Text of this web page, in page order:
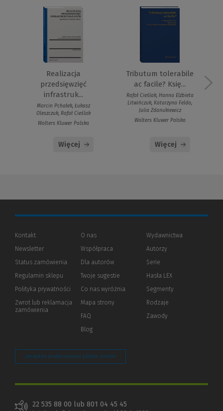
Realizacja
przedsięwzięć
infrastruk...
Marcin Pchałek, Łukasz
Oleszczuk, Rafał Cieślak
Wolters Kluwer Polska
Więcej
Tributum tolerabile
ac facile? Księ...
Rafał Cieślak, Hanna Elżbieta
Litwińczuk, Katarzyna Feldo,
Julia Zdanukiewicz
Wolters Kluwer Polska
Więcej
Kontakt
Newsletter
Status zamówienia
Regulamin sklepu
Polityka prywatności (Nowe
(Link
innej
Zwrot lub reklamacja
zamówienia
O nas
Współpraca
Dla autorów(Nowe
(Link
innej
strony)
Twoje sugestie
Co nas wyróżnia
Mapa strony
FAQ
Blog
Wydawnictwa
Autorzy
Serie
Hasła LEX
Segmenty
Rodzaje
Zawody
Zarządzaj preferencjami plików cookie
22 535 88 00 lub 801 04 45 45